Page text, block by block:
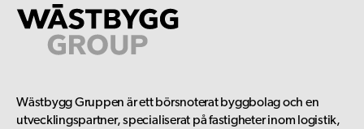
Wästbygg Gruppen är ett börsnoterat byggbolag och en
utvecklingspartner, specialiserat på fastigheter inom logistik,